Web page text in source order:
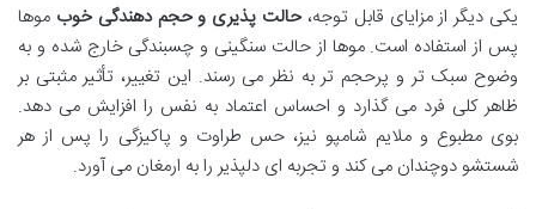
یکی دیگر از مزایای قابل توجه،حالت پذیری و حجم دهندگی خوب موها
پس از استفاده است. موها از حالت سنگینی و چسبندگی خارج شده و به
وضوح سبک تر و پرحجم تر به نظر می رسند. این تغییر، تأثیر مثبتی بر
ظاهر کلی فرد می گذارد و احساس اعتماد به نفس را افزایش می دهد.
بوی مطبوع و ملایم شامپو نیز، حس طراوت و پاکیزگی را پس از هر
شستشو دوچندان می کند و تجربه ای دلپذیر را به ارمغان می آورد.